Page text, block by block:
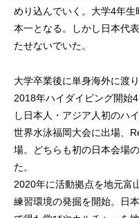
めり込んでいく。⼤学4年
本⼀となる。しかし⽇本代
たせないでいた。
⼤学卒業後に単⾝海外に渡
2018年ハイダイビング開始
し⽇本⼈・アジア⼈初のハ
世界⽔泳福岡⼤会に出場、
場。どちらも初の⽇本会場
た。
2020年に活動拠点を地元富
練習環境の発掘を開始。⽇